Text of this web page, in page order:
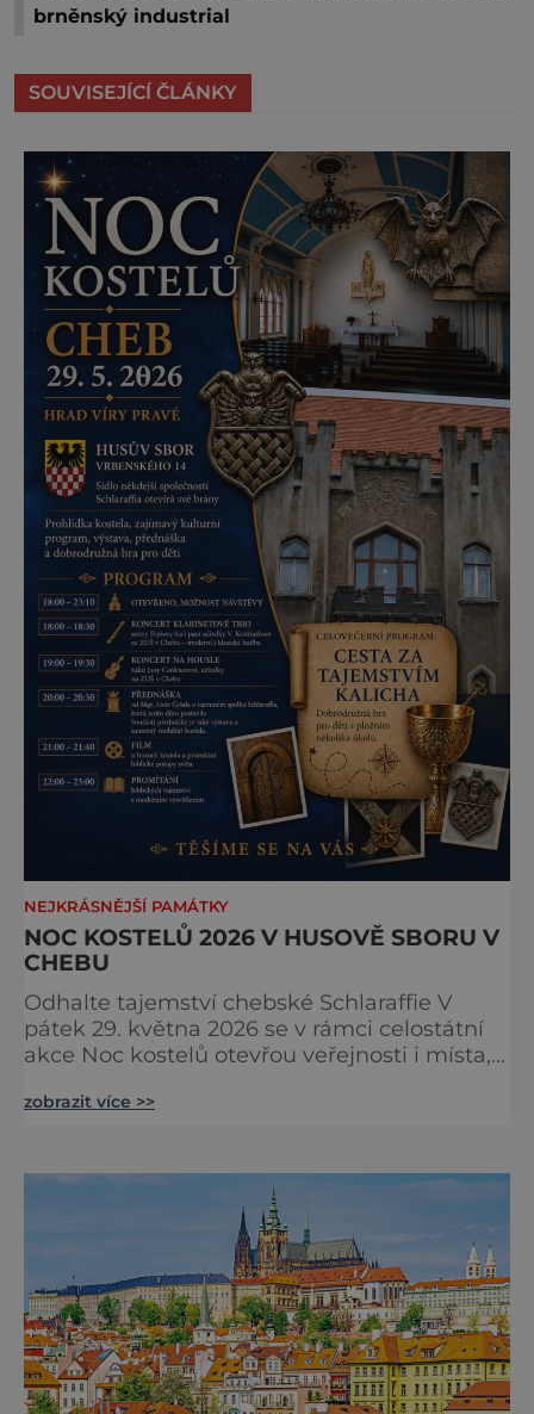
brněnský industrial
SOUVISEJÍCÍ ČLÁNKY
NEJKRÁSNĚJŠÍ PAMÁTKY
NOC KOSTELŮ 2026 V HUSOVĚ SBORU V
CHEBU
Odhalte tajemství chebské Schlaraffie V
pátek 29. května 2026 se v rámci celostátní
akce Noc kostelů otevřou veřejnosti i místa,
nejzajímavějších bude bezesporu Husův
večer plný historie, hudby, tajemství i
dobrodružství pro malé i velké návštěvníky.
Málokdo ví, že dnešní kos
zobrazit více >>